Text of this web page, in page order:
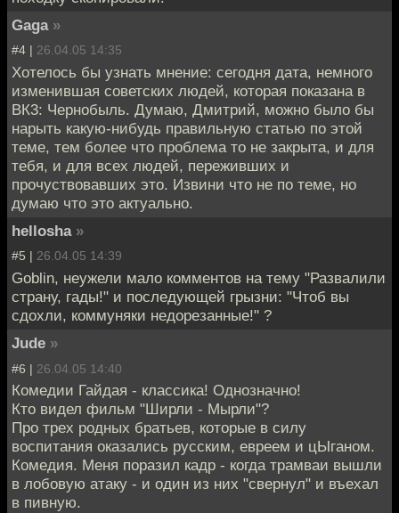
Gaga »
#4 | 26.04.05 14:35
Хотелось бы узнать мнение: сегодня дата, немного
изменившая советских людей, которая показана в
ВК3: Чернобыль. Думаю, Дмитрий, можно было бы
нарыть какую-нибудь правильную статью по этой
теме, тем более что проблема то не закрыта, и для
тебя, и для всех людей, переживших и
прочуствовавших это. Извини что не по теме, но
думаю что это актуально.
hellosha »
#5 | 26.04.05 14:39
Goblin, неужели мало комментов на тему "Развалили
страну, гады!" и последующей грызни: "Чтоб вы
сдохли, коммуняки недорезанные!" ?
Jude »
#6 | 26.04.05 14:40
Комедии Гайдая - классика! Однозначно!
Кто видел фильм "Ширли - Мырли"?
Про трех родных братьев, которые в силу
воспитания оказались русским, евреем и цЫганом.
Комедия. Меня поразил кадр - когда трамваи вышли
в лобовую атаку - и один из них "свернул" и въехал
в пивную.